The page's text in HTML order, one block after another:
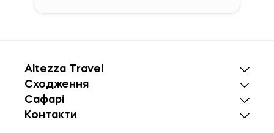
Altezza Travel
Сходження
Сафарі
Контакти